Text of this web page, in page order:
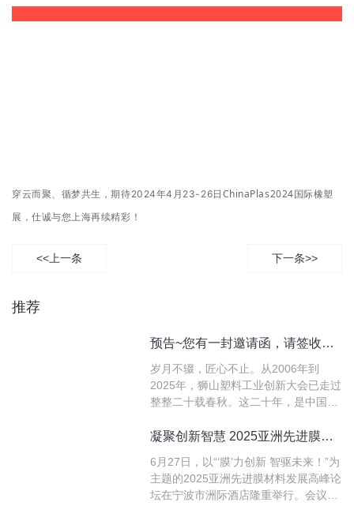
穿云而聚、循梦共生，期待2024年4月23-26日 ChinaPlas2024国际橡塑
展，仕诚与您上海再续精彩！
<<上一条 下一条>>
推荐
预告~您有一封邀请函，请签收！邀您共赴第20届狮山塑料工业创新大会
岁月不辍，匠心不止。从2006年到
2025年，狮山塑料工业创新大会已走过
整整二十载春秋。这二十年，是中国塑
跑的奋进历程；这二十年，狮山塑料工
运，成为了塑料膜材心中不可或缺的交
流合作平台。
凝聚创新智慧 2025亚洲先进膜材料发展高峰论坛在宁波隆重举行
6月27日，以“‘膜’力创新 智驱未来！”为
主题的2025亚洲先进膜材料发展高峰论
坛在宁波市洲际酒店隆重举行。会议聚